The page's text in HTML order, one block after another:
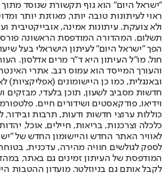
"ישראל היום" הוא גוף תקשורת שנוסד
ראוי לעיתונות טובה יותר, מאוזנת יותר
ולא צועקת. עיתונות אמינה, אובייקטיבית
הפך "ישראל היום" לעיתון הישראלי בעל
חול. מו"ל העיתון היא ד"ר מרים אדלסון.
והעורך המייסד הוא עמוס רגב. אתרי
חדשות מסביב לשעון, תוכן בלעדי, מבזקים
וידיאו, פודקאסטים ושידורים חיים.
כוללות ערוצי חדשות ודעות, תרבות ובידור,
לאוויר האתר החדש והיישומון החדש של
לספק לגולשים חוויה מהירה, עדכנית,
המודפסת של העיתון זמינים גם באתר,
לקבל אותם גם בניוזלטר. מועדון ההטבות